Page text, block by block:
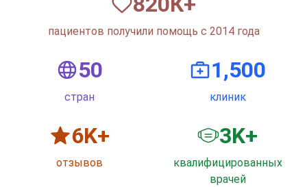
пациентов получили помощь с 2014 года
50
стран
1,500
клиник
6K+
отзывов
3K+
квалифицированных
врачей